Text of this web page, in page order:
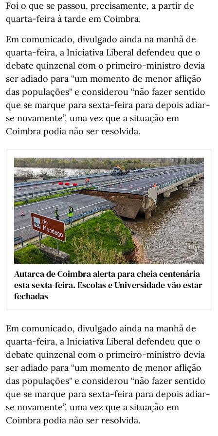
Foi o que se passou, precisamente, a partir de
quarta-feira à tarde em Coimbra.
Em comunicado, divulgado ainda na manhã de
quarta-feira, a Iniciativa Liberal defendeu que o
debate quinzenal com o primeiro-ministro devia
ser adiado para “um momento de menor aflição
das populações" e considerou “não fazer sentido
que se marque para sexta-feira para depois adiar-
se novamente”, uma vez que a situação em
Coimbra podia não ser resolvida.
Autarca de Coimbra alerta para cheia centenária
esta sexta-feira. Escolas e Universidade vão estar
fechadas
Em comunicado, divulgado ainda na manhã de
quarta-feira, a Iniciativa Liberal defendeu que o
debate quinzenal com o primeiro-ministro devia
ser adiado para “um momento de menor aflição
das populações" e considerou “não fazer sentido
que se marque para sexta-feira para depois adiar-
se novamente”, uma vez que a situação em
Coimbra podia não ser resolvida.